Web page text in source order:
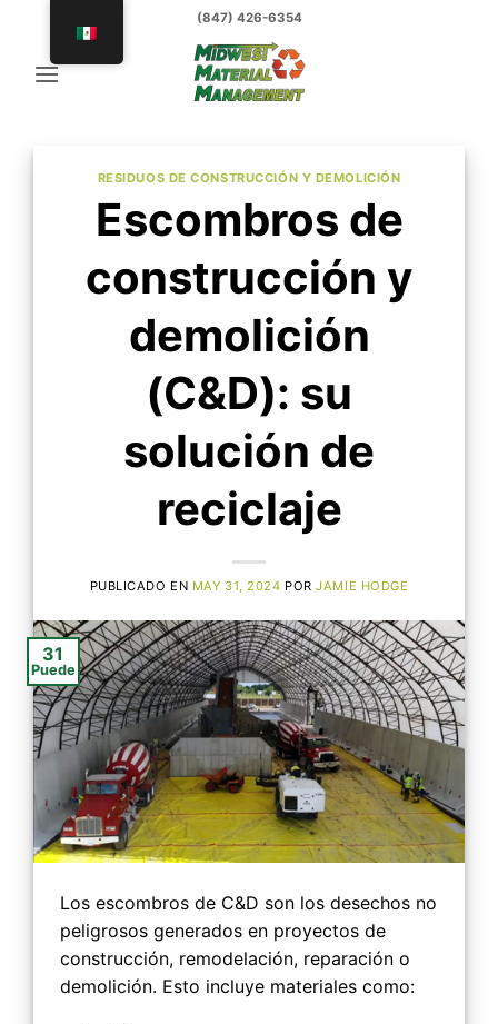
contenido
(847) 426-6354
RESIDUOS DE CONSTRUCCIÓN Y DEMOLICIÓN
Escombros de
construcción y
demolición
(C&D): su
solución de
reciclaje
PUBLICADO EN MAY 31, 2024 PORJAMIE HODGE
31
Puede
Los escombros de C&D son los desechos no
peligrosos generados en proyectos de
construcción, remodelación, reparación o
demolición. Esto incluye materiales como: